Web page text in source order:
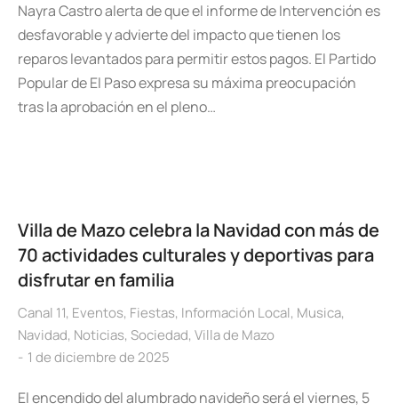
Nayra Castro alerta de que el informe de Intervención es
desfavorable y advierte del impacto que tienen los
reparos levantados para permitir estos pagos. El Partido
Popular de El Paso expresa su máxima preocupación
tras la aprobación en el pleno…
Villa de Mazo celebra la Navidad con más de
70 actividades culturales y deportivas para
disfrutar en familia
Canal 11, Eventos, Fiestas, Información Local, Musica,
Navidad, Noticias, Sociedad, Villa de Mazo
1 de diciembre de 2025
El encendido del alumbrado navideño será el viernes, 5